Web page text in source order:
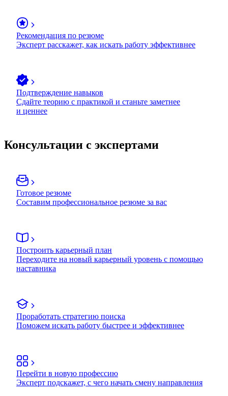
Рекомендация по резюме
Эксперт расскажет, как искать работу эффективнее
Подтверждение навыков
Сдайте теорию с практикой и станьте заметнее
и ценнее
Консультации с экспертами
Готовое резюме
Составим профессиональное резюме за вас
Построить карьерный план
Переходите на новый карьерный уровень с помощью
наставника
Проработать стратегию поиска
Поможем искать работу быстрее и эффективнее
Перейти в новую профессию
Эксперт подскажет, с чего начать смену направления